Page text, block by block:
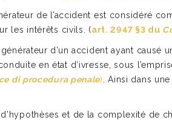
de l’accident est considéré
les intérêts civils. (art. 2947 §3 du
d’un accident ayant causé
en état d’ivresse, sous
di procedura penale)
. Ainsi dans
et de la complexité de